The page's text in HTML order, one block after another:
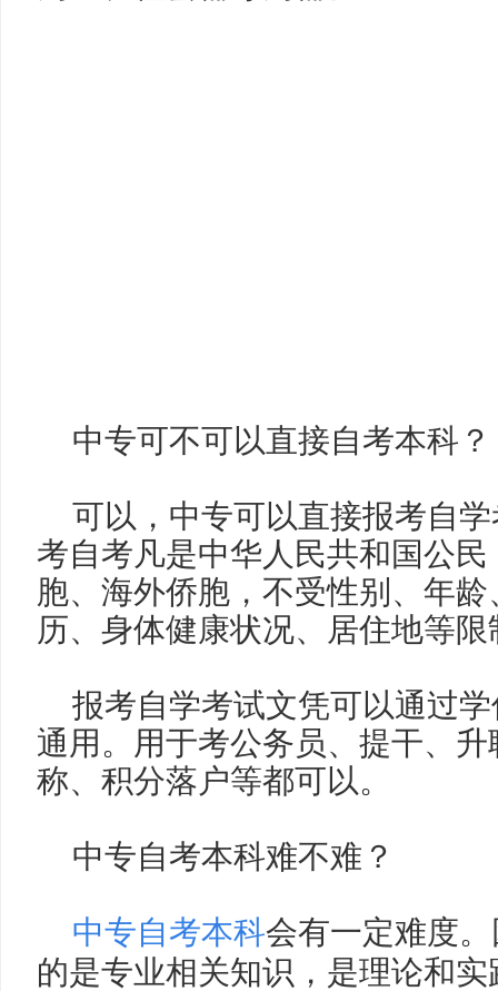
中专可不可以直接自考本科？
可以，中专可以直接报考自
考自考凡是中华人民共和国公
胞、海外侨胞，不受性别、年
历、身体健康状况、居住地等
报考自学考试文凭可以通过
通用。用于考公务员、 提干、 升
称、积分落户等都可以。
中专自考本科难不难？
中专自考本科会有一定难度
的是专业相关知识，是理论和